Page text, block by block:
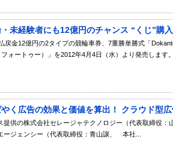
未経験者にも12億円のチャンス “くじ”購
戻金12億円の2タイプの競輪車券、7重勝単勝式「
フォートゥー）」を2012年4月4日（水）より発売します
く広告の効果と価値を算出！ クラウド型
提供の株式会社セレージャテクノロジー（代表取締役
ージェンシー（代表取締役：青山譲、 本社...